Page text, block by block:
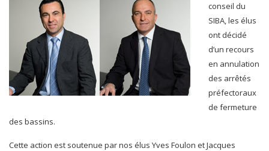
conseil du
SIBA, les élus
ont décidé
d’un recours
en annulation
des arrêtés
préfectoraux
de fermeture
des bassins.
Cette action est soutenue par nos élus Yves Foulon et Jacques